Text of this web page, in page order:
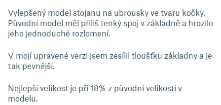
Vylepšený model stojanu na ubrousky ve tvaru kočky.
Původní model měl přiliš tenký spoj v základně a hrozilo
jeho jednoduché rozlomení.
V mojí upravené verzi jsem zesílil tloušťku základny a je
tak pevnější.
Nejlepší velikost je při 18% z původní velikosti v
modelu.